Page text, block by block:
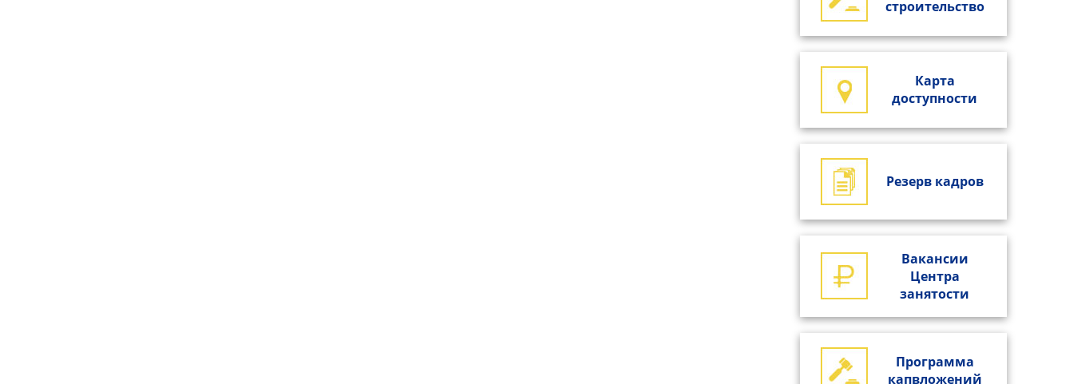
строительство
Карта
доступности
Резерв кадров
Вакансии
Центра
занятости
Программа
капвложений